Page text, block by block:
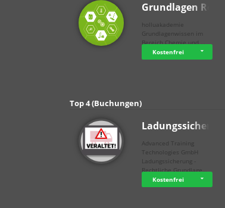
Grundlagen Rein…
holluakademie
Grundlagenwissen im
Bereich Chemie und …
Kostenfrei
Top 4 (Buchungen)
Ladungssicherung
Advanced Training
Technologies GmbH
Ladungssicherung -
Rechtliche Grundlage…
Kostenfrei